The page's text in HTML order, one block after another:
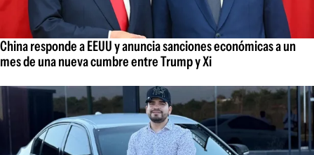
China responde a EEUU y anuncia sanciones económicas a un
mes de una nueva cumbre entre Trump y Xi